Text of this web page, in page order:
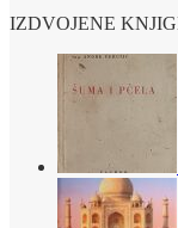
IZDVOJENE